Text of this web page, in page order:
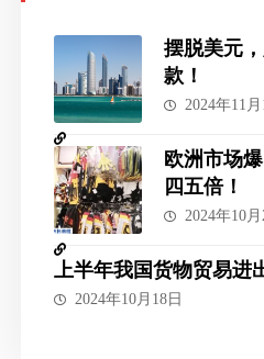
摆脱美元
款！
2024年11月
欧洲市场
四五倍！
2024年10月
上半年我国货物贸易进
2024年10月18日